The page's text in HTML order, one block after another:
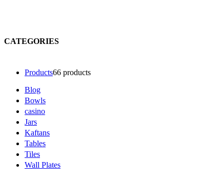
CATEGORIES
Products66 products
Blog
Bowls
casino
Jars
Kaftans
Tables
Tiles
Wall Plates